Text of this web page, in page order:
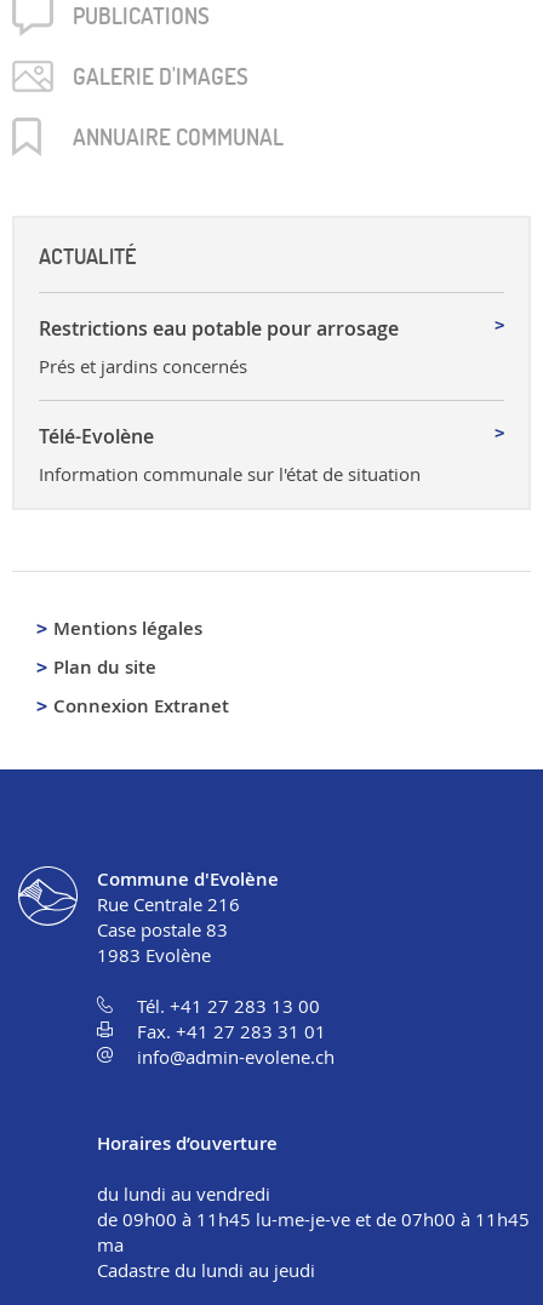
PUBLICA­TIONS
GALERIE D'IMAGES
ANNUAIRE COMMUNAL
ACTUALITÉ
Restrictions eau potable pour arrosage
Prés et jardins concernés
Télé-Evolène
Information communale sur l'état de situation
Mentions légales
Plan du site
Connexion Extranet
Commune d'Evolène
Rue Centrale 216
Case postale 83
1983 Evolène
Tél. +41 27 283 13 00
Fax. +41 27 283 31 01
info@admin-evolene.ch
Horaires d’ouverture
du lundi au vendredi
de 09h00 à 11h45 lu-me-je-ve et de 07h00 à 11h45
ma
Cadastre du lundi au jeudi